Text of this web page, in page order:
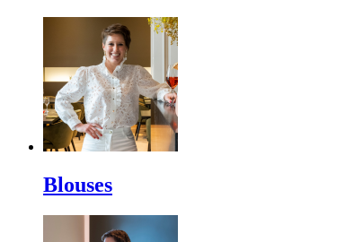
Blouses